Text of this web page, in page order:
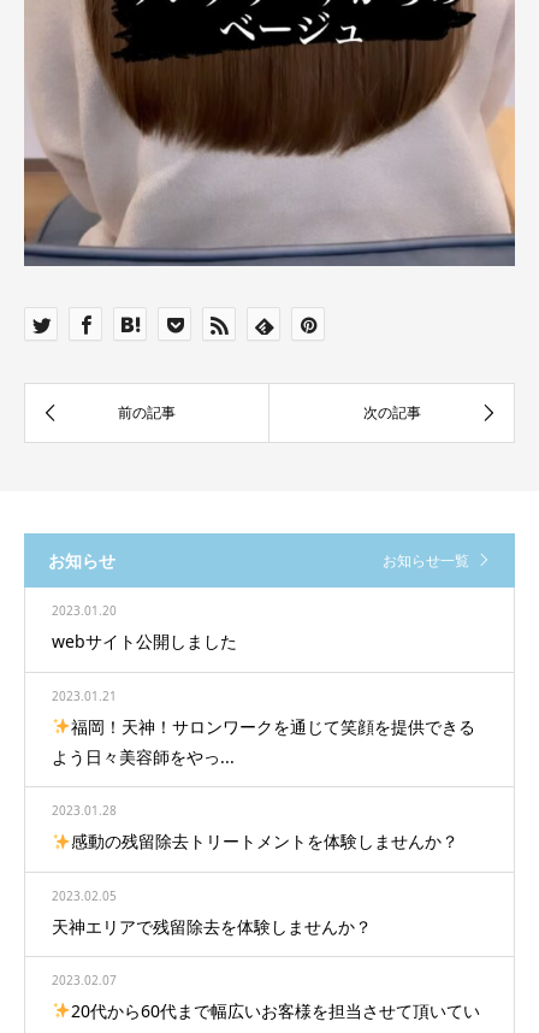
お知らせ お知らせ一覧
2023.01.20
webサイト公開しました
2023.01.21
福岡！天神！サロンワークを通じて笑顔を提供できる
よう日々美容師をやっ...
2023.01.28
感動の残留除去トリートメントを体験しませんか？
2023.02.05
天神エリアで残留除去を体験しませんか？
2023.02.07
20代から60代まで幅広いお客様を担当させて頂いてい